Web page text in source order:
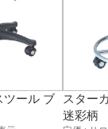
ツール ブ
スター
迷彩柄